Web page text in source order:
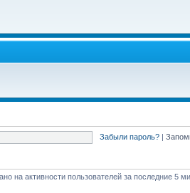
Забыли пароль? |
на активности пользователей за последние 5